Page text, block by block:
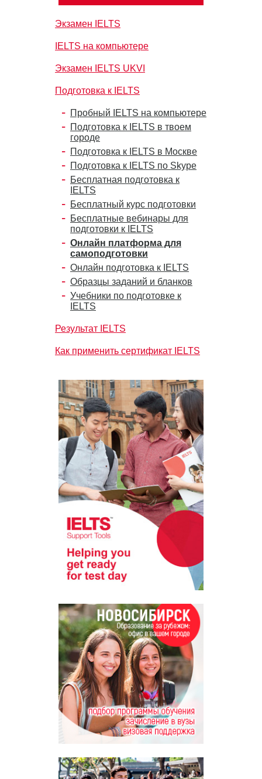
Экзамен IELTS
IELTS на компьютере
Экзамен IELTS UKVI
Подготовка к IELTS
Пробный IELTS на компьютере
Подготовка к IELTS в твоем
городе
Подготовка к IELTS в Москве
Подготовка к IELTS по Skype
Бесплатная подготовка к
IELTS
Бесплатный курс подготовки
Бесплатные вебинары для
подготовки к IELTS
Онлайн платформа для
самоподготовки
Онлайн подготовка к IELTS
Образцы заданий и бланков
Учебники по подготовке к
IELTS
Результат IELTS
Как применить сертификат IELTS